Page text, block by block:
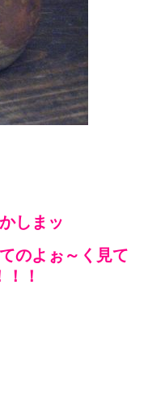
しまッ
のよぉ～く見て
！